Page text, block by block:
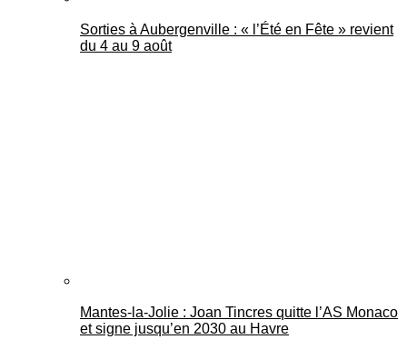
Sorties à Aubergenville : « l’Été en Fête » revient
du 4 au 9 août
Mantes-la-Jolie : Joan Tincres quitte l’AS Monaco
et signe jusqu’en 2030 au Havre